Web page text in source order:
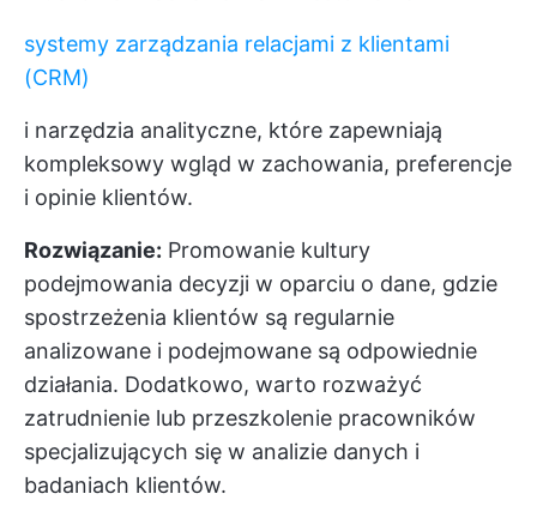
systemy zarządzania relacjami z klientami
(CRM)
i narzędzia analityczne, które zapewniają
kompleksowy wgląd w zachowania, preferencje
i opinie klientów.
Rozwiązanie: Promowanie kultury
podejmowania decyzji w oparciu o dane, gdzie
spostrzeżenia klientów są regularnie
analizowane i podejmowane są odpowiednie
działania. Dodatkowo, warto rozważyć
zatrudnienie lub przeszkolenie pracowników
specjalizujących się w analizie danych i
badaniach klientów.